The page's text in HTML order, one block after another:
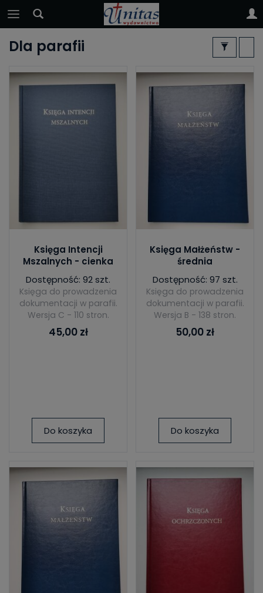
Dla parafii
Księga Intencji
Mszalnych - cienka
Dostępność: 92 szt.
Księga do prowadzenia
dokumentacji w parafii.
Wersja C - 110 stron.
45,00 zł
Do koszyka
Księga Małżeństw -
średnia
Dostępność: 97 szt.
Księga do prowadzenia
dokumentacji w parafii.
Wersja B - 138 stron.
50,00 zł
Do koszyka